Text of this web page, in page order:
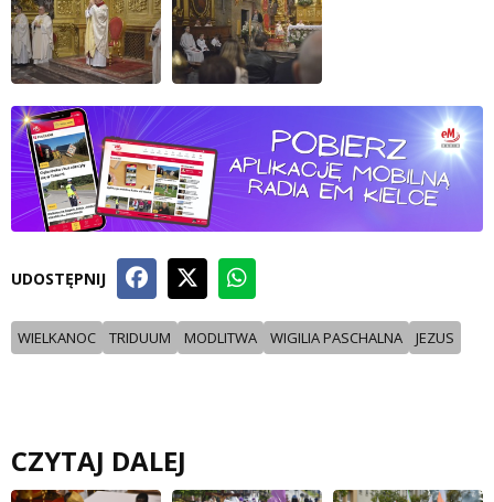
UDOSTĘPNIJ
WIELKANOC TRIDUUM MODLITWA WIGILIA PASCHALNA JEZUS
CZYTAJ DALEJ